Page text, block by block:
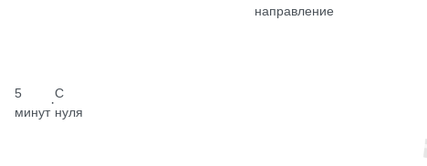
5
минут
·
С
нуля
направление